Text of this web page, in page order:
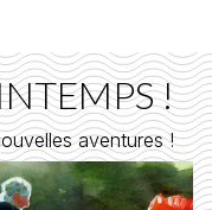
!
aventures !